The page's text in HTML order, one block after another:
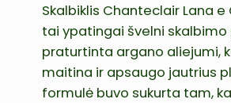
Skalbiklis Chanteclair Lana
tai ypatingai švelni skalbimo
praturtinta argano aliejumi,
maitina ir apsaugo jautrius
formulė buvo sukurta tam,